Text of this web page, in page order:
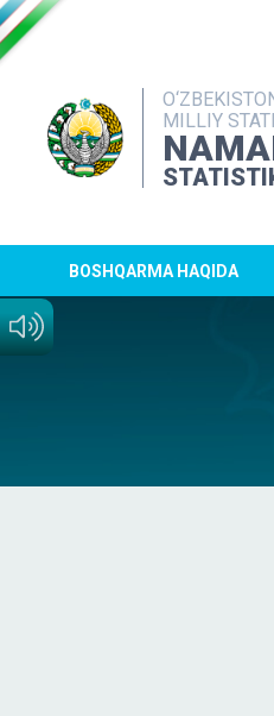
MILLIY
BOSHQARMA HAQIDA